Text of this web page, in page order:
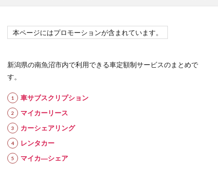
本ページにはプロモーションが含まれています。
新潟県の南魚沼市内で利用できる車定額制サービスのまとめで
す。
車サブスクリプション
マイカーリース
カーシェアリング
レンタカー
マイカ―シェア